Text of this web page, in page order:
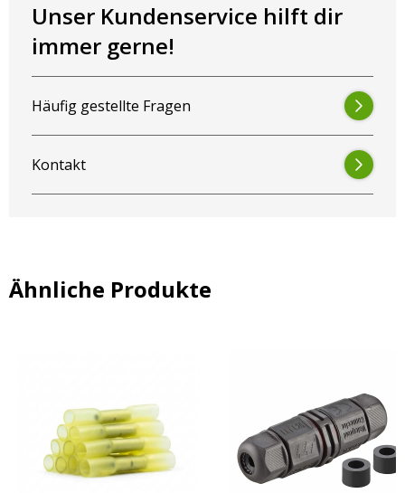
Unser Kundenservice hilft dir
immer gerne!
Häufig gestellte Fragen
Kontakt
Ähnliche Produkte